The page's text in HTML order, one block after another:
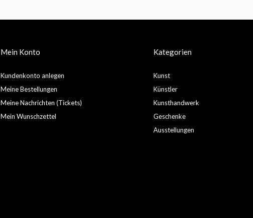
Mein Konto
Kundenkonto anlegen
Meine Bestellungen
Meine Nachrichten (Tickets)
Mein Wunschzettel
Kategorien
Kunst
Künstler
Kunsthandwerk
Geschenke
Ausstellungen